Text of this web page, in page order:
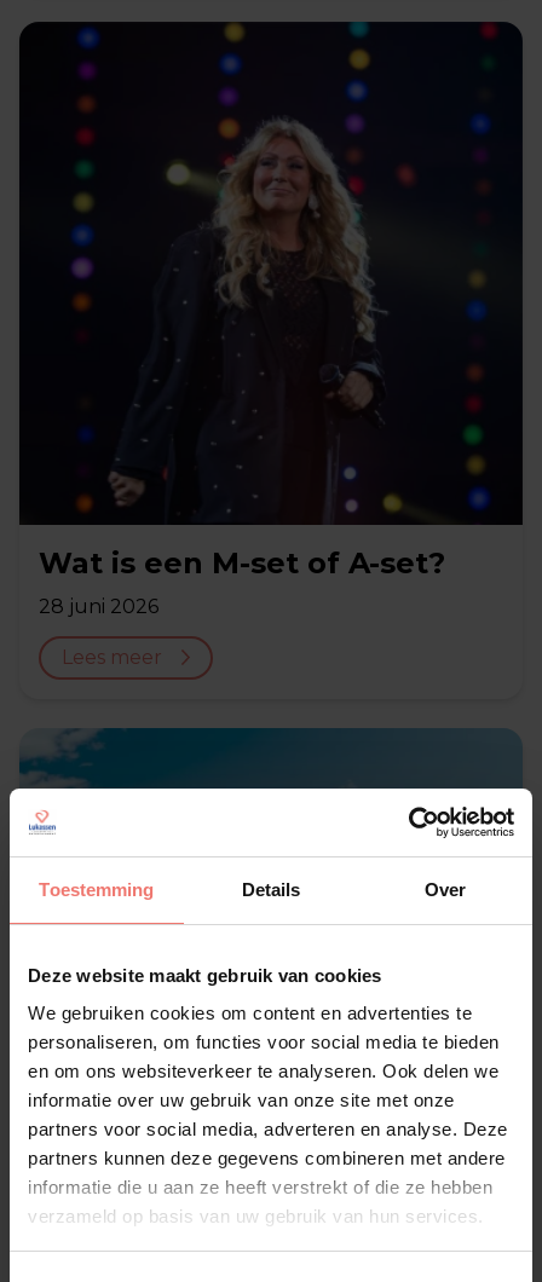
Toestemming Details Over
Deze website maakt gebruik van cookies
We gebruiken cookies om content en advertenties te
personaliseren, om functies voor social media te bieden
en om ons websiteverkeer te analyseren. Ook delen we
informatie over uw gebruik van onze site met onze
partners voor social media, adverteren en analyse. Deze
partners kunnen deze gegevens combineren met andere
informatie die u aan ze heeft verstrekt of die ze hebben
verzameld op basis van uw gebruik van hun services.
Wat is een M-set of A-set?
28 juni 2026
Lees meer